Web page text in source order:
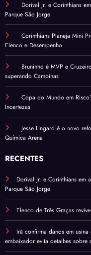
Dorival Jr. e Corinthians
Parque São Jorge
Corinthians Planeja Mini
Elenco e Desempenho
Bruninho é MVP e
superando Campinas
Copa do Mundo em
Incertezas
Jesse Lingard é o novo
Química Arena
RECENTES
Dorival Jr. e Corinthians em
Parque São Jorge
Elenco de Três Graças
Irã confirma danos em
embaixador evita detalhes